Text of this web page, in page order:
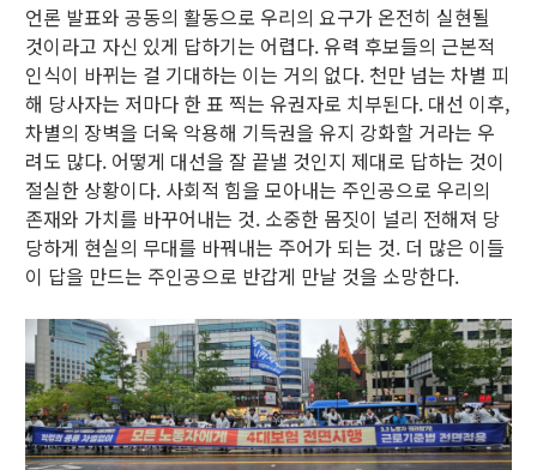
언론 발표와 공동의 활동으로 우리의 요구가 온전히 실현될
것이라고 자신 있게 답하기는 어렵다. 유력 후보들의 근본적
인식이 바뀌는 걸 기대하는 이는 거의 없다. 천만 넘는 차별 피
해 당사자는 저마다 한 표 찍는 유권자로 치부된다. 대선 이후,
차별의 장벽을 더욱 악용해 기득권을 유지 강화할 거라는 우
려도 많다. 어떻게 대선을 잘 끝낼 것인지 제대로 답하는 것이
절실한 상황이다. 사회적 힘을 모아내는 주인공으로 우리의
존재와 가치를 바꾸어내는 것. 소중한 몸짓이 널리 전해져 당
당하게 현실의 무대를 바꿔내는 주어가 되는 것. 더 많은 이들
이 답을 만드는 주인공으로 반갑게 만날 것을 소망한다.